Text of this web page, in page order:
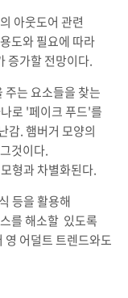
아웃도어 관련
도와 필요에 따라
증가할 전망이다.
주는 요소들을 찾는
로 '페이크 푸드'를
감. 햄버거 모양의
것이다.
형과 차별화된다.
등을 활용해
를 해소할 있도록
어덜트 트렌드와도